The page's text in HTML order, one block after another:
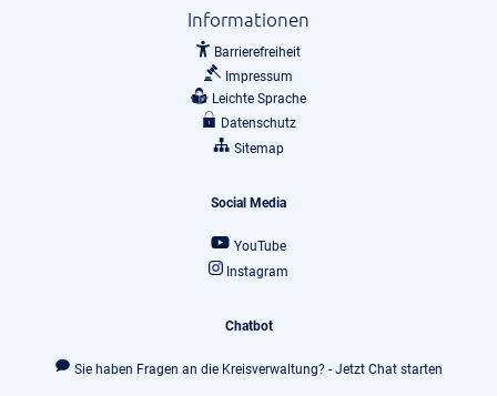
Informationen
Barrierefreiheit
Impressum
Leichte Sprache
Datenschutz
Sitemap
Social Media
YouTube
Instagram
Chatbot
Sie haben Fragen an die Kreisverwaltung? - Jetzt Chat starten